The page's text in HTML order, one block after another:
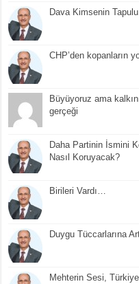
Dava Kimsenin
CHP’den kopanların
Büyüyoruz ama
gerçeği
Daha Partinin İsmini
Nasıl Koruyacak?
Birileri Vardı…
Duygu Tüccarlarına
Mehterin Sesi,